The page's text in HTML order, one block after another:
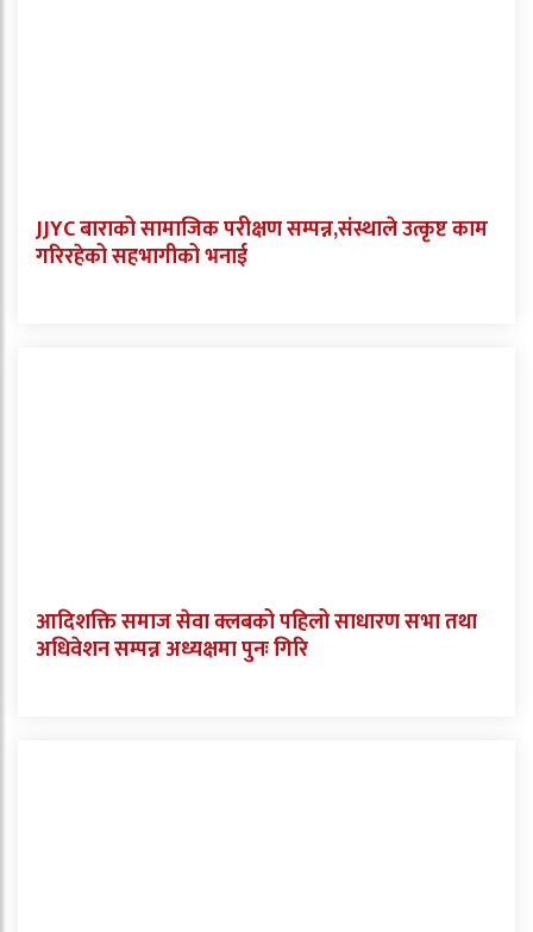
JJYC बाराको सामाजिक परीक्षण सम्पन्न,संस्थाले उत्कृष्ट काम
गरिरहेको सहभागीको भनाई
आदिशक्ति समाज सेवा क्लबको पहिलो साधारण सभा तथा
अधिवेशन सम्पन्न अध्यक्षमा पुनः गिरि